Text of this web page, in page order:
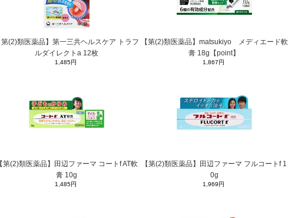
(2)類医薬品】第一三共ヘルスケア トラフ
ルダイレクトa 12枚
1,485円
【第(2)類医薬品】matsukiyo メディエード軟
膏 18g【point】
1,867円
第(2)類医薬品】田辺ファーマ コートf AT軟
膏 10g
1,485円
【第(2)類医薬品】田辺ファーマ フルコートf 1
0g
1,969円